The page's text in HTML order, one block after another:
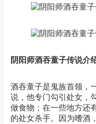
阴阳师酒吞童子传说介
酒吞童子是鬼族首领，
说，他专门勾引处女，
做食物；在一些地方还
的处女杀手。因为嗜酒